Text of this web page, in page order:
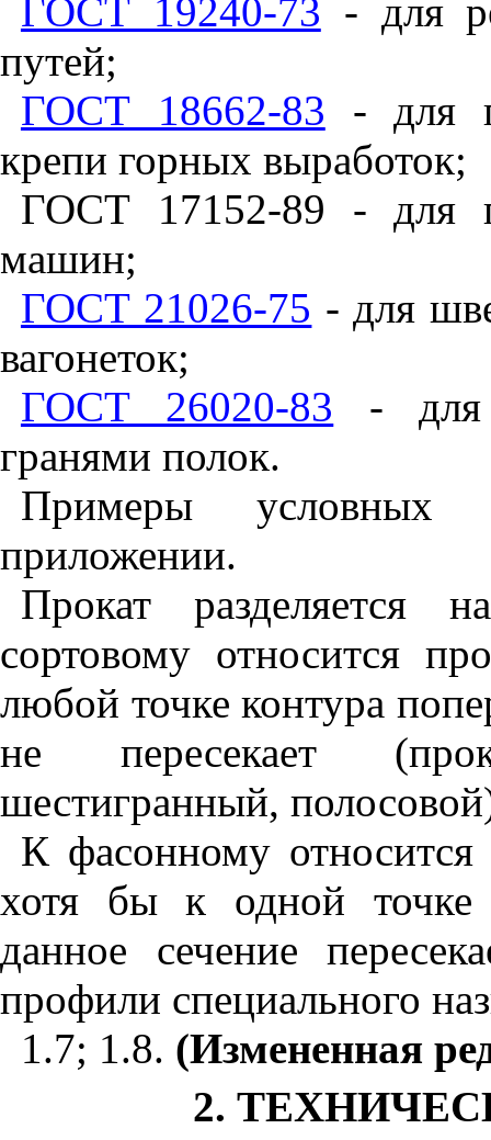
ГОСТ 19240-73 - для
путей;
ГОСТ 18662-83 - для
крепи горных выработок;
ГОСТ 17152-89 - для
машин;
ГОСТ 21026-75 - для
вагонеток;
ГОСТ 26020-83 - для
гранями полок.
Примеры условных
приложении.
Прокат
сортовому относится
любой точке контура
не пересекает
шестигранный,
К фасонному относится
хотя бы к одной точке
данное сечение
профили специального
1.7; 1.8. (Измененная
2.